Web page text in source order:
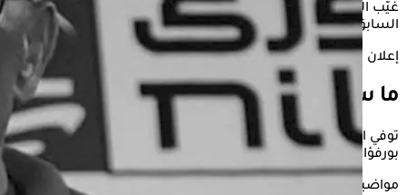
غيّب الموت، اليوم الأربعاء، الكابتن ميمي عبد الرازق، المدير الفني
السابق للنادي المصري البورسعيدي، عن عمر ناهز 65 عامًا.
إعلان
ما سبب وفاة الكابتن ميمي عبد الرازق؟
توفي الكابتن ميمي عبد الرازق -الذي بدأ مسيرته الكروية مع نادي
بورفؤاد الرياضي- على إثر إصابته بأزمة قلبية مفاجئة.
مواضيع ذات صلة